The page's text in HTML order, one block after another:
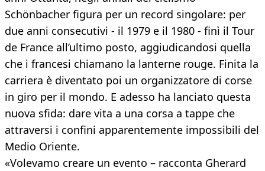
Schönbacher figura per un record singolare: per
due anni consecutivi - il 1979 e il 1980 - finì il Tour
de France all’ultimo posto, aggiudicandosi quella
che i francesi chiamano la lanterne rouge. Finita la
carriera è diventato poi un organizzatore di corse
in giro per il mondo. E adesso ha lanciato questa
nuova sfida: dare vita a una corsa a tappe che
attraversi i confini apparentemente impossibili del
Medio Oriente.
«Volevamo creare un evento – racconta Gherard